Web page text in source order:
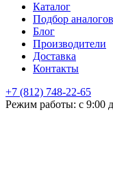
Каталог
Подбор аналогов
Блог
Производители
Доставка
Контакты
+7 (812) 748-22-65
Режим работы: с 9:00
НЕ